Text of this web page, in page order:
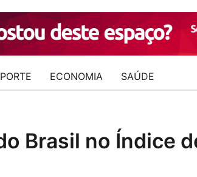
ECONOMIA SAÚDE
Brasil no Índice